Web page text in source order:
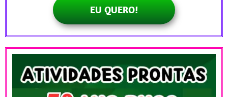
EU QUERO!